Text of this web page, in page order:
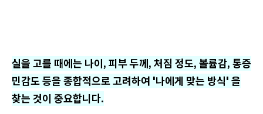
실을 고를 때에는 나이, 피부 두께, 처짐 정도, 볼륨감, 통증
민감도 등을 종합적으로 고려하여 '나에게 맞는 방식' 을
찾는 것이 중요합니다.